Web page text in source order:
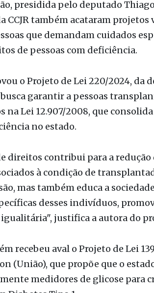
presidida pelo deputado Thiago
CCJR também acataram projetos
de pessoas com deficiência.
o Projeto de Lei 220/2024, da
garantir a pessoas
no estado.
direitos contribui para a redução
à condição de
mas também educa a sociedade
justifica a autora do
recebeu aval o Projeto de Lei